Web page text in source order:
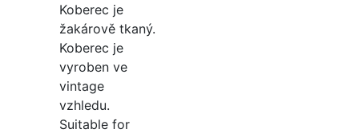
Koberec je
žakárově tkaný.
Koberec je
vyroben ve
vintage
vzhledu.
Suitable for